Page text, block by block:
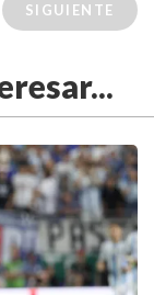
SIGUIENTE